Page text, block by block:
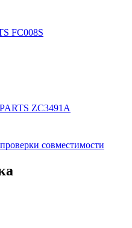
FC008S
ZC3491A
совместимости